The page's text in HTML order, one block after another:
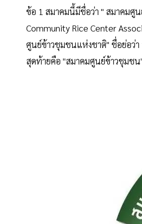
ข้อ 1 สมาคมนี้มีชื่อว่า " สมาคมศู
Community Rice Center
ศูนย์ข้าวชุมชนแห่งชาติ" ชื่อย่อว่า
สุดท้ายคือ "สมาคมศูนย์ข้าวชุมชน